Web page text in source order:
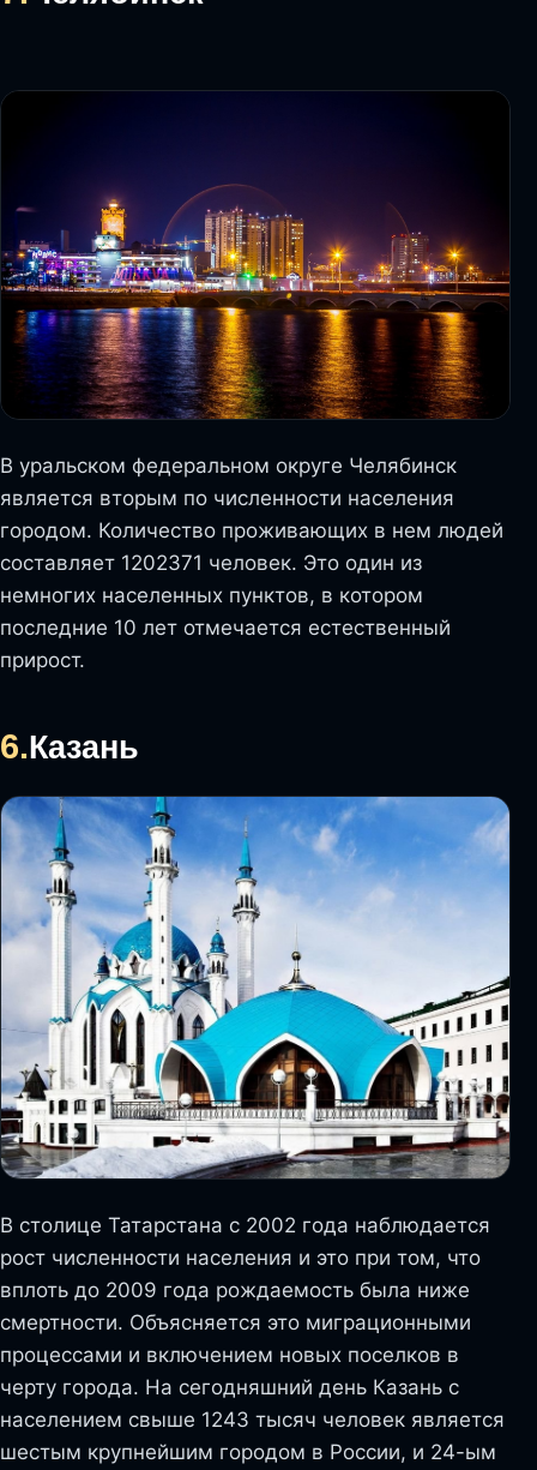
В уральском федеральном округе Челябинск
является вторым по численности населения
городом. Количество проживающих в нем людей
составляет 1202371 человек. Это один из
немногих населенных пунктов, в котором
последние 10 лет отмечается естественный
прирост.
6.Казань
В столице Татарстана с 2002 года наблюдается
рост численности населения и это при том, что
вплоть до 2009 года рождаемость была ниже
смертности. Объясняется это миграционными
процессами и включением новых поселков в
черту города. На сегодняшний день Казань с
населением свыше 1243 тысяч человек является
шестым крупнейшим городом в России, и 24-ым